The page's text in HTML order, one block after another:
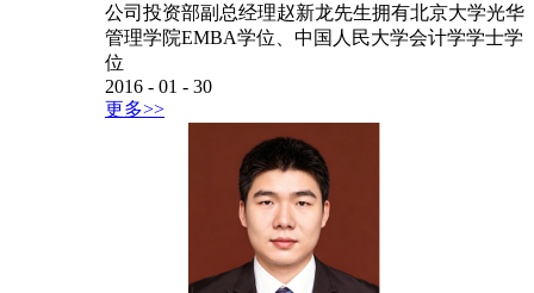
公司投资部副总经理赵新龙先生拥有北京大学光华
管理学院EMBA学位、中国人民大学会计学学士学
位
2016 - 01 - 30
更多>>